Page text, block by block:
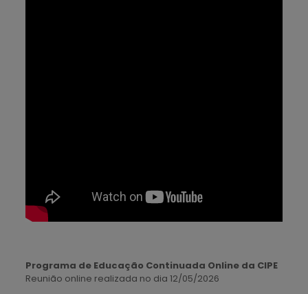
Programa de Educação Continuada Online da CIPE
Reunião online realizada no dia 12/05/2026